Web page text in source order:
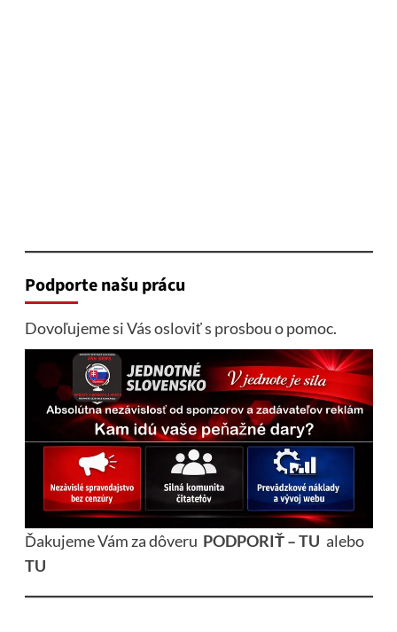
Podporte našu prácu
Dovoľujeme si Vás osloviť s prosbou o pomoc.
Ďakujeme Vám za dôveru PODPORIŤ – TU alebo
TU